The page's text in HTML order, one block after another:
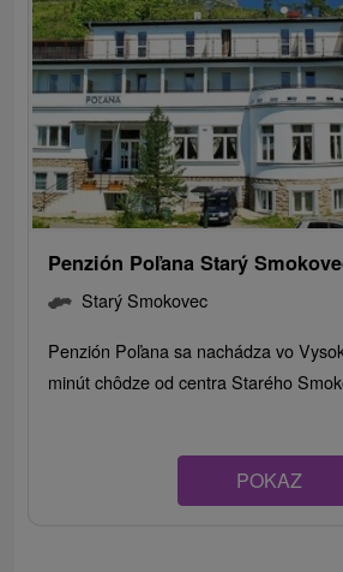
Penzión Poľana Starý
Starý Smokovec
Penzión Poľana sa nachádza vo
minút chôdze od centra Starého
POKAZ